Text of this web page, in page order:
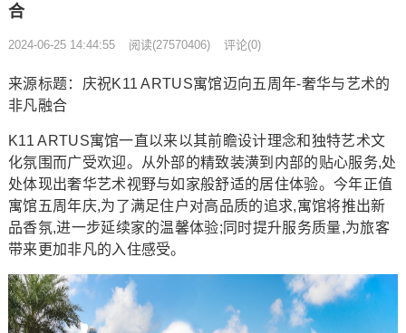
合
2024-06-25 14:44:55 阅读(27570406) 评论(0)
来源标题：庆祝K11 ARTUS寓馆迈向五周年-奢华与艺术的
非凡融合
K11 ARTUS寓馆一直以来以其前瞻设计理念和独特艺术文
化氛围而广受欢迎。从外部的精致装潢到内部的贴心服务,处
处体现出奢华艺术视野与如家般舒适的居住体验。今年正值
寓馆五周年庆,为了满足住户对高品质的追求,寓馆将推出新
品香氛,进一步延续家的温馨体验;同时提升服务质量,为旅客
带来更加非凡的入住感受。